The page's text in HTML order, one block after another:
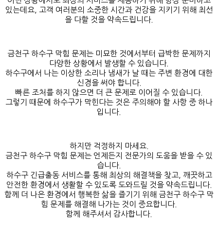
있는데요, 고객 여러분의 소중한 시간과 건강을 지키기 위해 최선
을 다할 것을 약속드립니다.
금천구 하수구 막힘 문제는 미묘한 것에서부터 급박한 문제까지
다양한 상황에서 발생할 수 있습니다.
하수구에서 나는 이상한 소리나 냄새가 날 때는 주변 환경에 대한
신경을 써야 합니다.
빠른 조처를 하지 않으면 더 큰 문제로 이어질 수 있습니다.
그렇기 때문에 하수구가 막힌다는 것은 주의해야 할 사항 중 하나
입니다.
하지만 걱정하지 마세요.
금천구 하수구 막힘 문제는 언제든지 전문가의 도움을 받을 수 있
습니다.
하수구 긴급출동 서비스를 통해 최상의 해결책을 찾고, 깨끗하고
안전한 환경에서 생활할 수 있도록 도와드릴 것을 약속드립니다.
함께 더 나은 환경에서 행복한 삶을 즐기기 위해 금천구 하수구 막
힘 문제를 해결해 나가는 것이 중요합니다.
함께 해주셔서 감사합니다.